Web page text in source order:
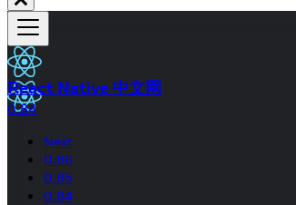
React Native 中文网
0.84
Next
0.86
0.85
0.84